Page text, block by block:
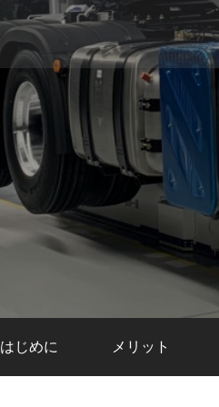
はじめに メリット